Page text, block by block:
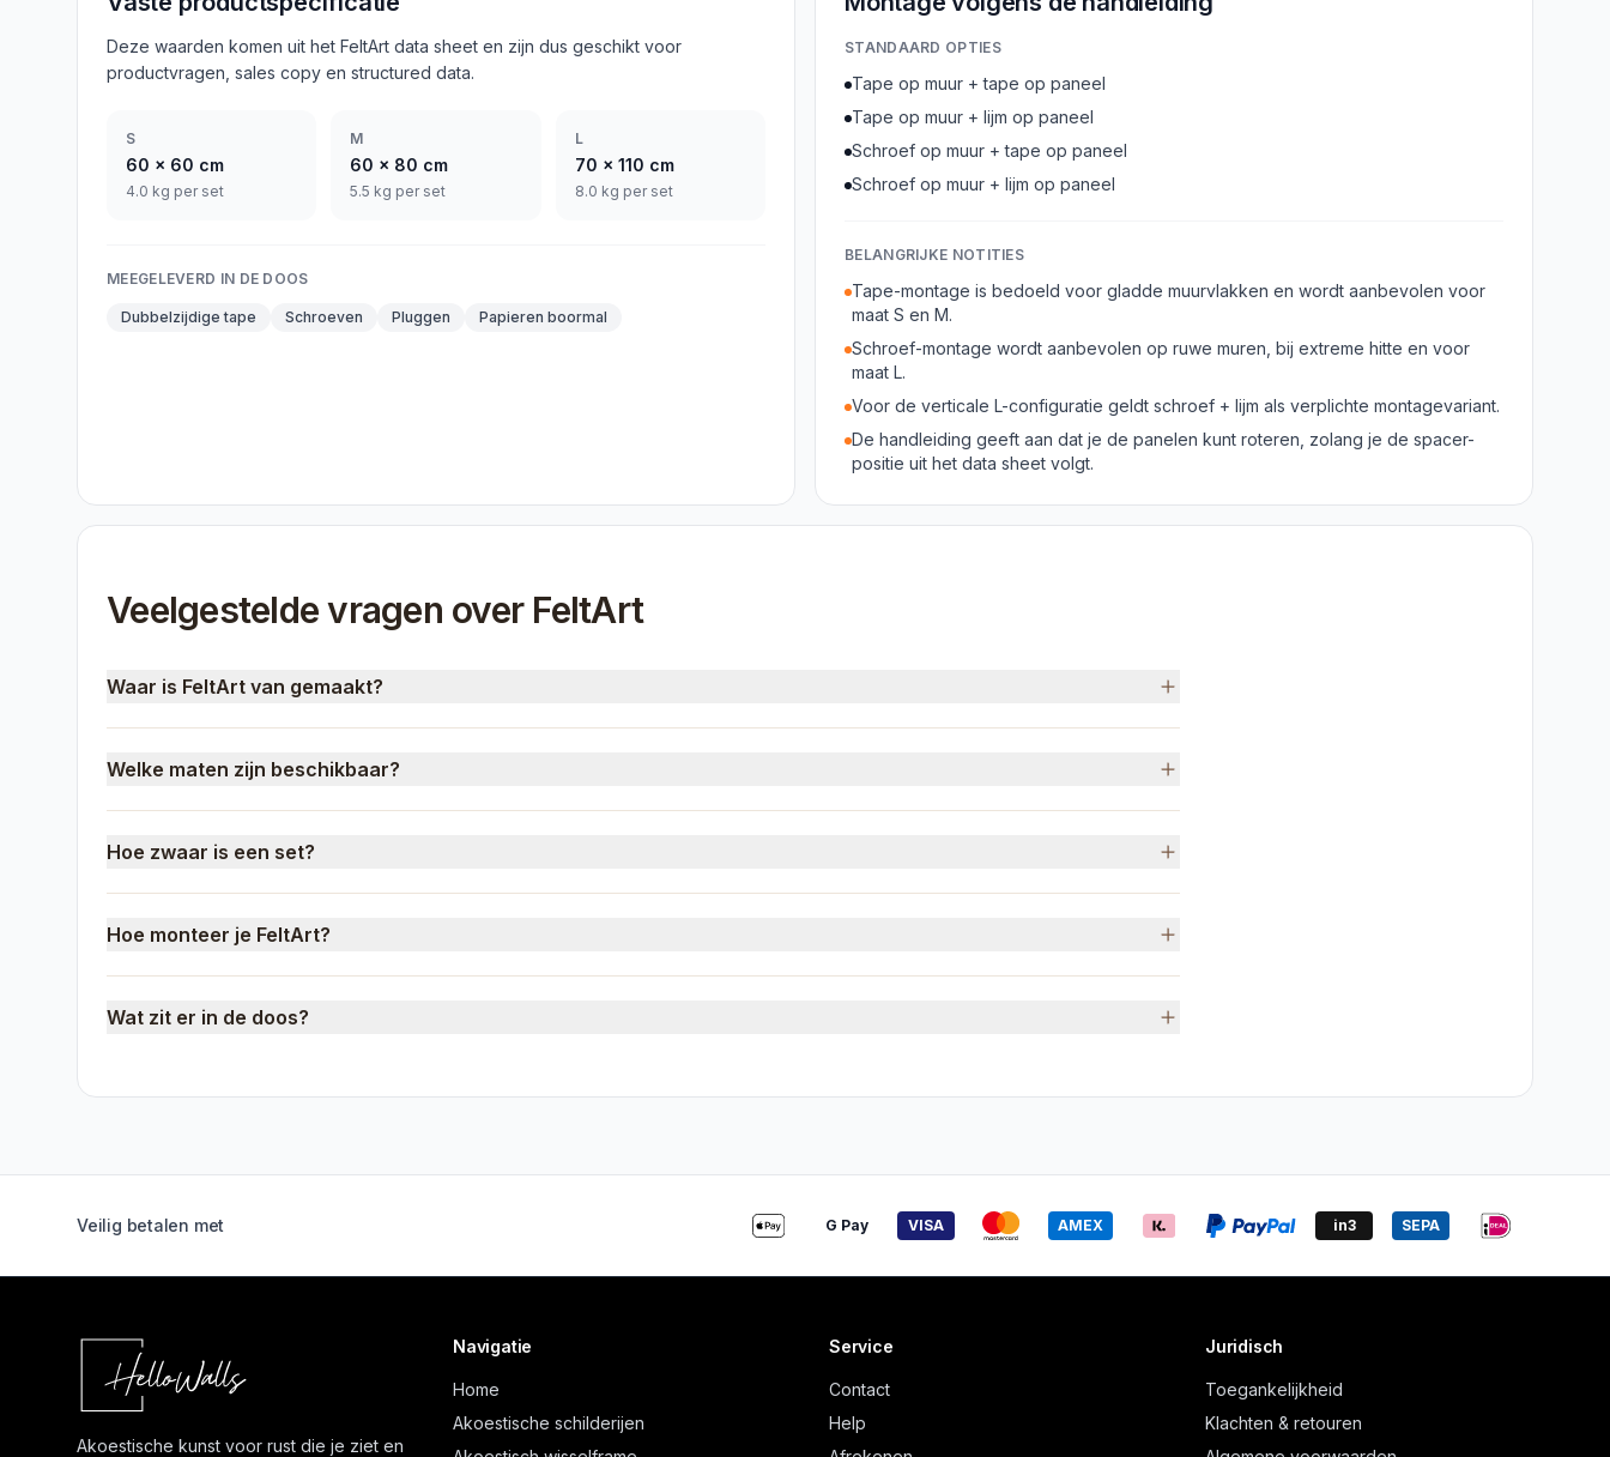
Deze waarden komen uit het FeltArt data sheet en zijn dus geschikt voor
productvragen, sales copy en structured data.
S
60 x 60 cm
4.0 kg per set
M
60 x 80 cm
5.5 kg per set
L
70 x 110 cm
8.0 kg per set
MEEGELEVERD IN DE DOOS
Dubbelzijdige tape Schroeven Pluggen Papieren boormal
STANDAARD OPTIES
Tape op muur + tape op paneel
Tape op muur + lijm op paneel
Schroef op muur + tape op paneel
Schroef op muur + lijm op paneel
BELANGRIJKE NOTITIES
Tape-montage is bedoeld voor gladde muurvlakken en wordt aanbevolen voor
maat S en M.
Schroef-montage wordt aanbevolen op ruwe muren, bij extreme hitte en voor
maat L.
Voor de verticale L-configuratie geldt schroef + lijm als verplichte montagevariant.
De handleiding geeft aan dat je de panelen kunt roteren, zolang je de spacer-
positie uit het data sheet volgt.
Veelgestelde vragen over FeltArt
Waar is FeltArt van gemaakt?
Welke maten zijn beschikbaar?
Hoe zwaar is een set?
Hoe monteer je FeltArt?
Wat zit er in de doos?
Veilig betalen met G Pay VISA AMEX in3 SEPA
Akoestische kunst voor rust die je ziet en
Navigatie
Home
Akoestische schilderijen
Service
Contact
Help
Juridisch
Toegankelijkheid
Klachten & retouren